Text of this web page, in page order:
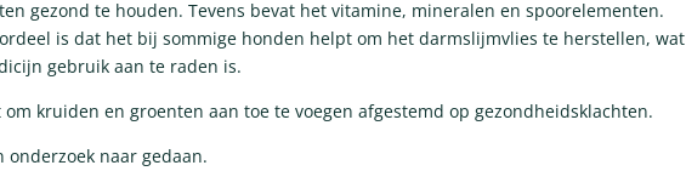
gezond te houden. Tevens bevat het vitamine, mineralen en spoorelementen.
is dat het bij sommige honden helpt om het darmslijmvlies te herstellen, wat
gebruik aan te raden is.
om kruiden en groenten aan toe te voegen afgestemd op gezondheidsklachten.
onderzoek naar gedaan.